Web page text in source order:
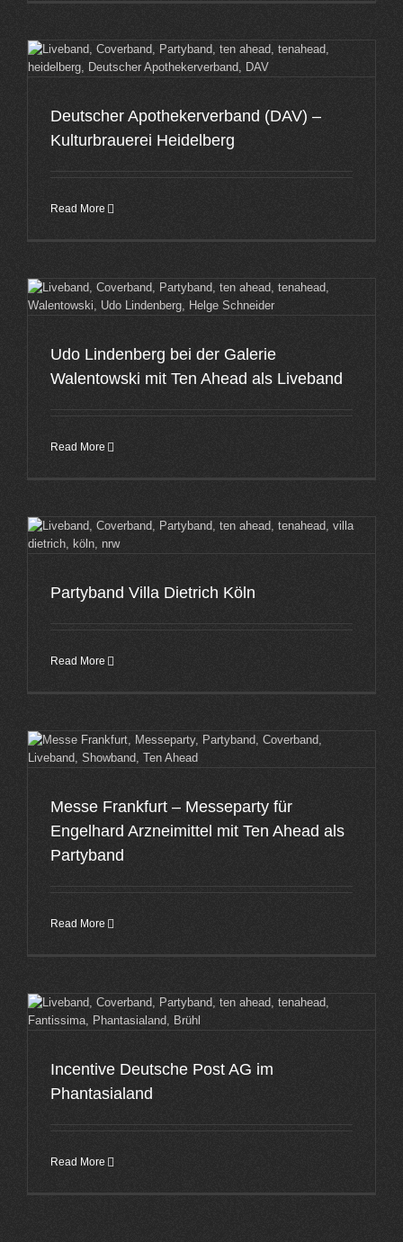
Deutscher Apothekerverband (DAV) –
Kulturbrauerei Heidelberg
Read More
Udo Lindenberg bei der Galerie
Walentowski mit Ten Ahead als Liveband
Read More
Partyband Villa Dietrich Köln
Read More
Messe Frankfurt – Messeparty für
Engelhard Arzneimittel mit Ten Ahead als
Partyband
Read More
Incentive Deutsche Post AG im
Phantasialand
Read More